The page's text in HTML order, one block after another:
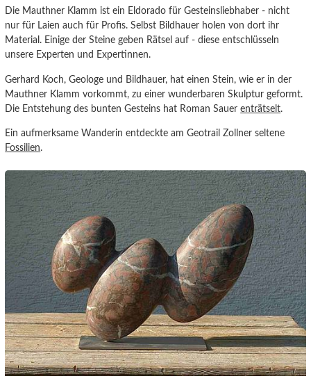
Die Mauthner Klamm ist ein Eldorado für Gesteinsliebhaber - nicht
nur für Laien auch für Profis. Selbst Bildhauer holen von dort ihr
Material. Einige der Steine geben Rätsel auf - diese entschlüsseln
unsere Experten und Expertinnen.
Gerhard Koch, Geologe und Bildhauer, hat einen Stein, wie er in der
Mauthner Klamm vorkommt, zu einer wunderbaren Skulptur geformt.
Die Entstehung des bunten Gesteins hat Roman Sauerenträtselt.
Ein aufmerksame Wanderin entdeckte am Geotrail Zollner seltene
Fossilien.